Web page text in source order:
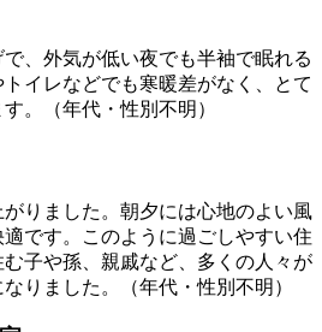
、外気が低い夜でも半袖で眠れる
イレなどでも寒暖差がなく、とて
。（年代・性別不明）
りました。朝夕には心地のよい風
です。このように過ごしやすい住
子や孫、親戚など、多くの人々が
りました。（年代・性別不明）